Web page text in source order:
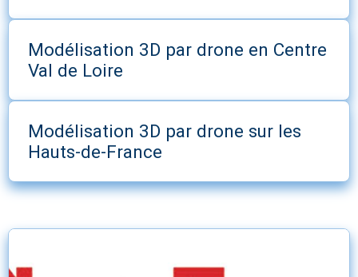
Modélisation 3D par drone en Centre
Val de Loire
Modélisation 3D par drone sur les
Hauts-de-France